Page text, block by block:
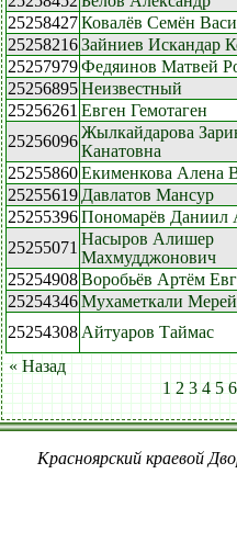
25258427Ковалёв Семён
25258216Зайниев Искандар
25257979Федяинов Матвей
25256895Неизвестный
25256261 Евген Гемотаген
25256096Жылкайдарова
Канатовна
25255860Екименкова Алена
25255619 Давлатов Мансур
25255396Пономарёв Даниил
25255071 Насыров Алишер
Махмудджонович
25254908Воробьёв Артём
25254346Мухаметкали Мерей
25254308 Айтуаров Таймас
« Назад
1 2 3 4 5 6
Красноярский краевой